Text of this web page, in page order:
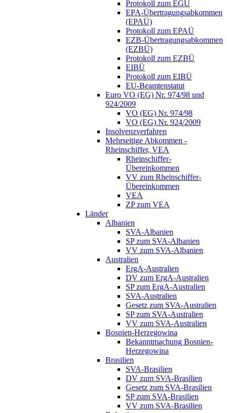
Protokoll zum EGÜ
EPA-Übertragungsabkommen
(EPAÜ)
Protokoll zum EPAÜ
EZB-Übertragungsabkommen
(EZBÜ)
Protokoll zum EZBÜ
EIBÜ
Protokoll zum EIBÜ
EU-Beamtenstatut
Euro VO (EG) Nr. 974/98 und
924/2009
VO (EG) Nr. 974/98
VO (EG) Nr. 924/2009
Insolvenzverfahren
Mehrseitige Abkommen -
Rheinschiffer, VEA
Rheinschiffer-
Übereinkommen
VV zum Rheinschiffer-
Übereinkommen
VEA
ZP zum VEA
Länder
Albanien
SVA-Albanien
SP zum SVA-Albanien
VV zum SVA-Albanien
Australien
ErgA-Australien
DV zum ErgA-Australien
SP zum ErgA-Australien
SVA-Australien
Gesetz zum SVA-Australien
SP zum SVA-Australien
VV zum SVA-Australien
Bosnien-Herzegowina
Bekanntmachung Bosnien-
Herzegowina
Brasilien
SVA-Brasilien
DV zum SVA-Brasilien
Gesetz zum SVA-Brasilien
SP zum SVA-Brasilien
VV zum SVA-Brasilien